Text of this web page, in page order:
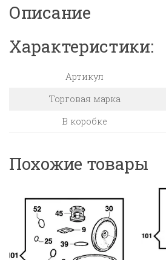
узла
SIRIUS
Описание
Характеристики:
Артикул
Торговая марка
В коробке
Похожие товары